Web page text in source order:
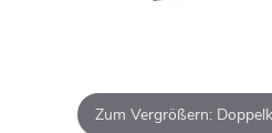
Zum Vergrößern: